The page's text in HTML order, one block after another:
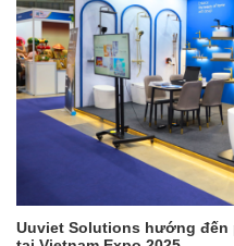
Uuviet Solutions hướng đến